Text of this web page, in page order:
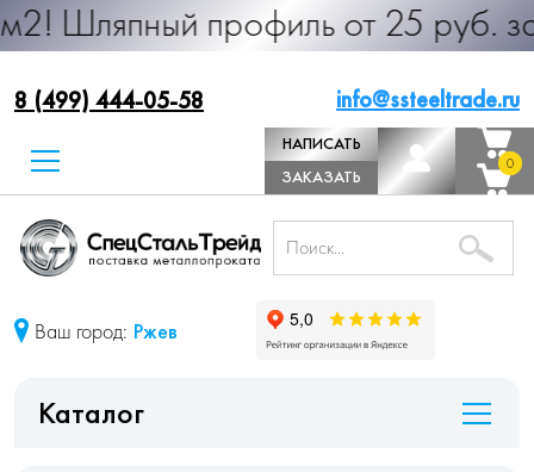
профиль от 25 руб. за м.п.
8 (499) 444-05-58 info@ssteeltrade.ru
НАПИСАТЬ
ДИРЕКТОРУ
ЗАКАЗАТЬ
ЗВОНОК
0
0
Ваш город: Ржев
Каталог